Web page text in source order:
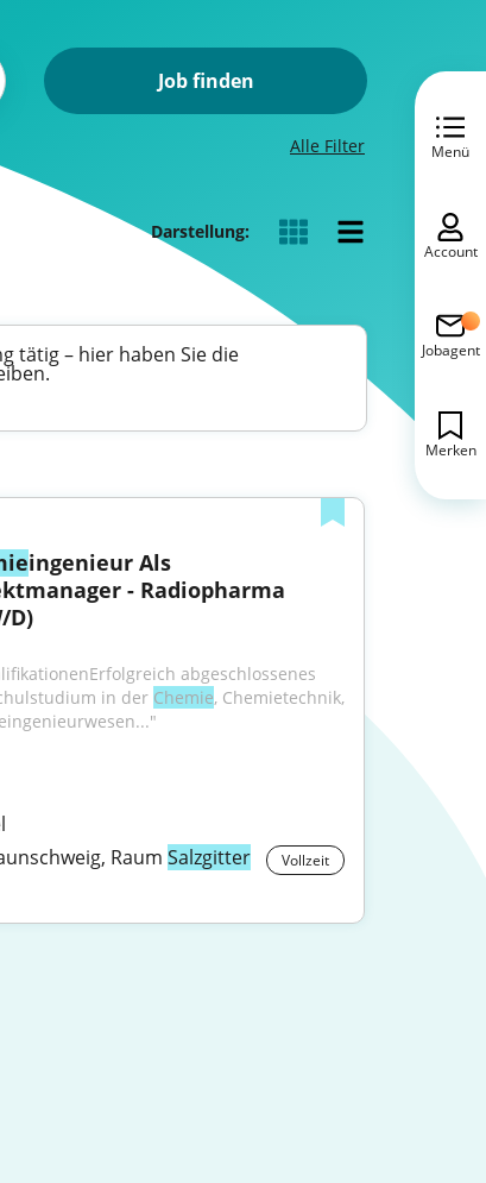
Job finden
Alle Filter
Darstellung:
tätig – hier haben Sie die
ingenieur Als
- Radiopharma
D)
abgeschlossenes
in der Chemie, Chemietechnik,
Raum Salzgitter Vollzeit
Menü
Account
Jobagent
Merken